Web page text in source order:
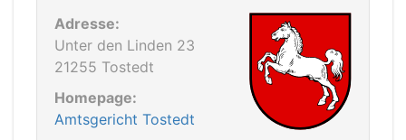
Adresse:
Unter den Linden 23
21255 Tostedt
Homepage:
Amtsgericht Tostedt